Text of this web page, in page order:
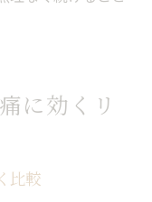
に効くリ
比較